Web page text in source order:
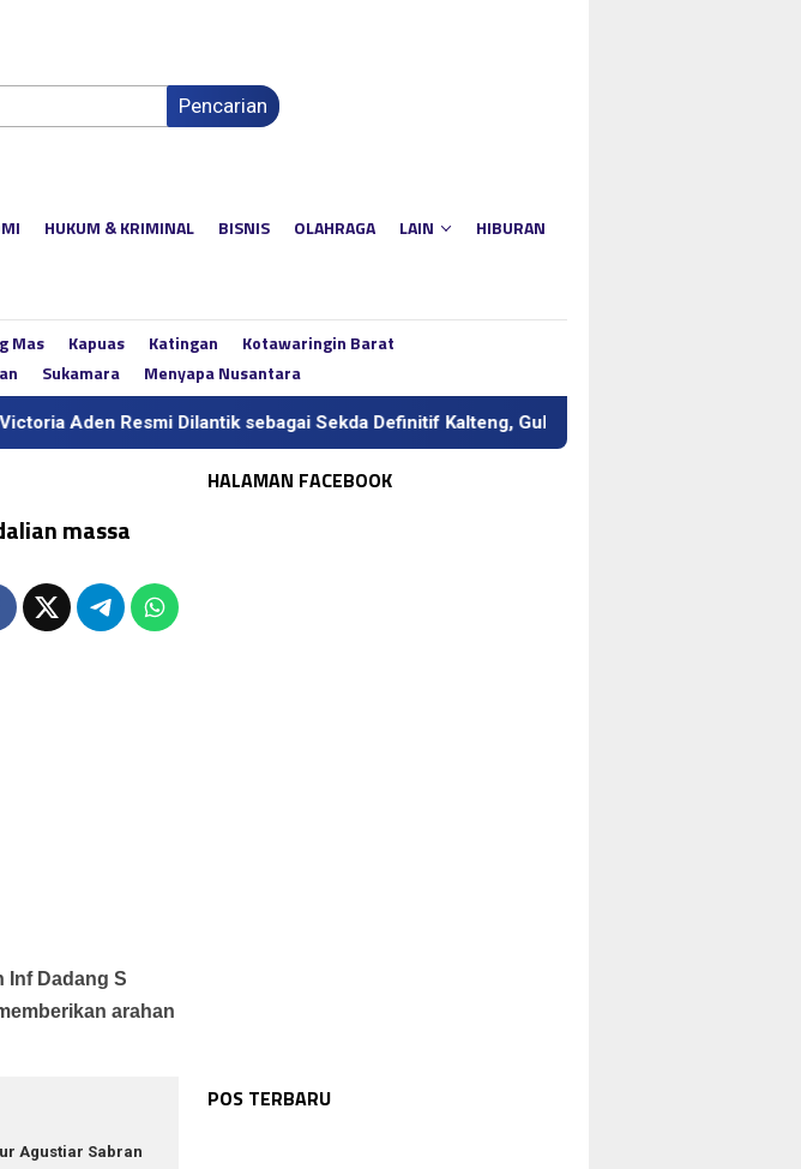
Pencarian
HUKUM & KRIMINAL BISNIS OLAHRAGA LAIN HIBURAN
Mas Kapuas Katingan
Kotawaringin Barat
Sukamara Menyapa Nusantara
Resmi Dilantik sebagai Sekda Definitif Kalteng, Gubernur Tekankan Kerja Keras dan
massa
Inf Dadang S
arahan
Agustiar Sabran
HALAMAN FACEBOOK
POS TERBARU